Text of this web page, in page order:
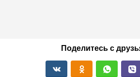
Поделитесь с